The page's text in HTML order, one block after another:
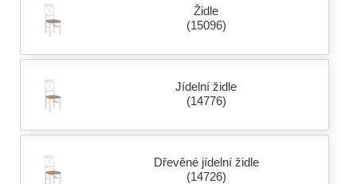
Židle
(15096)
Jídelní židle
(14776)
Dřevěné jídelní židle
(14726)